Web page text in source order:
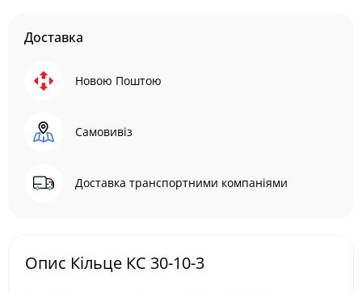
Доставка
Новою Поштою
Самовивіз
Доставка транспортними компаніями
Опис Кільце КС 30-10-3